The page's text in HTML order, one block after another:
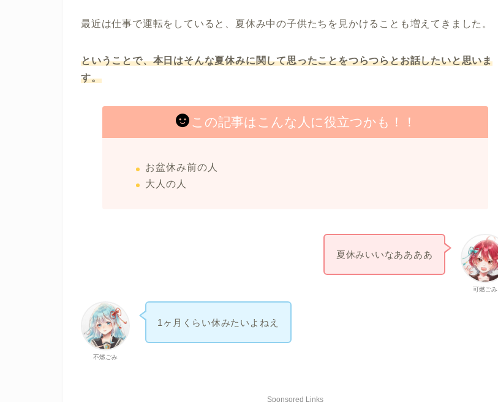
最近は仕事で運転をしていると、夏休み中の子供たちを見かけることも増えてきました。
ということで、本日はそんな夏休みに関して思ったことをつらつらとお話したいと思いま
す。
この記事はこんな人に役立つかも！！
お盆休み前の人
大人の人
可燃ごみ
夏休みいいなああああ
不燃ごみ
1ヶ月くらい休みたいよねえ
Sponsored Links